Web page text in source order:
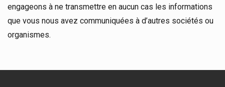
engageons à ne transmettre en aucun cas les informations
que vous nous avez communiquées à d’autres sociétés ou
organismes.